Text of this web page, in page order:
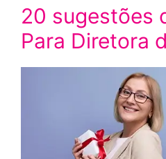
20 sugestões
Para Diretora